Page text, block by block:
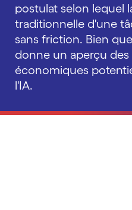
postulat selon lequel
traditionnelle d'une
sans friction. Bien
donne un aperçu
économiques
l'IA.